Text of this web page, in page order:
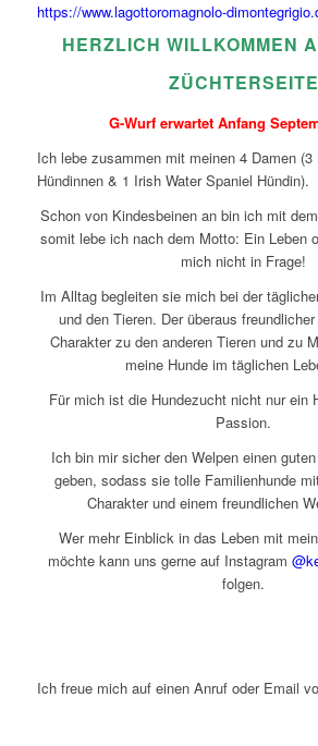
https://www.lagottoromagnolo-
HERZLICH WILLKOMMEN
ZÜCHTERSEITE
G-Wurf erwartet Anfang
Ich lebe zusammen mit meinen 4 Damen (3
Hündinnen & 1 Irish Water Spaniel Hündin).
Schon von Kindesbeinen an bin ich mit
somit lebe ich nach dem Motto: Ein Leben
mich nicht in Frage!
Im Alltag begleiten sie mich bei der
und den Tieren. Der überaus
Charakter zu den anderen Tieren und zu
meine Hunde im täglichen
Für mich ist die Hundezucht nicht nur ein
Passion.
Ich bin mir sicher den Welpen einen
geben, sodass sie tolle Familienhunde
Charakter und einem freundlichen
Wer mehr Einblick in das Leben mit
möchte kann uns gerne auf Instagram
folgen.
Ich freue mich auf einen Anruf oder Email